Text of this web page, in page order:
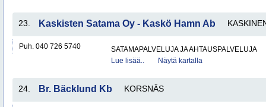
23. Kaskisten Satama Oy - Kaskö Hamn Ab
Puh. 040 726 5740
SATAMAPALVELUJA JA AHTAUSPALVELUJA
Lue lisää..
Näytä kartalla
24. Br. Bäcklund Kb KORSNÄS